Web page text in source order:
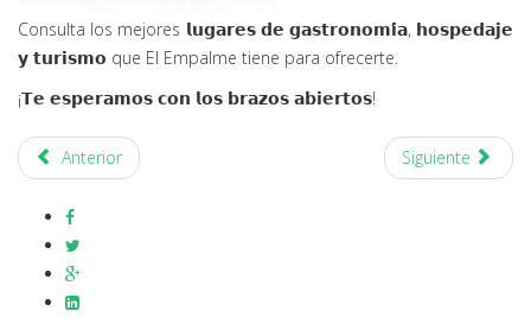
Consulta los mejores 𝗹𝘂𝗴𝗮𝗿𝗲𝘀 𝗱𝗲 𝗴𝗮𝘀𝘁𝗿𝗼𝗻𝗼𝗺𝗶́𝗮, 𝗵𝗼𝘀𝗽𝗲𝗱𝗮𝗷𝗲
𝘆 𝘁𝘂𝗿𝗶𝘀𝗺𝗼 que El Empalme tiene para ofrecerte.
¡𝗧𝗲 𝗲𝘀𝗽𝗲𝗿𝗮𝗺𝗼𝘀 𝗰𝗼𝗻 𝗹𝗼𝘀 𝗯𝗿𝗮𝘇𝗼𝘀 𝗮𝗯𝗶𝗲𝗿𝘁𝗼𝘀!
Anterior Siguiente